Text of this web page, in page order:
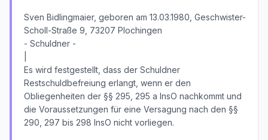
Sven Bidlingmaier, geboren am 13.03.1980, Geschwister-
Scholl-Straße 9, 73207 Plochingen
- Schuldner -
Es wird festgestellt, dass der Schuldner
Restschuldbefreiung erlangt, wenn er den
Obliegenheiten der §§ 295, 295 a InsO nachkommt und
die Voraussetzungen für eine Versagung nach den §§
290, 297 bis 298 InsO nicht vorliegen.